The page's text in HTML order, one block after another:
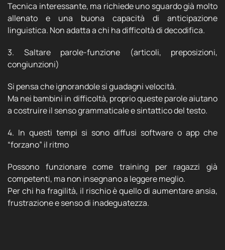
Tecnica interessante, ma richiede uno sguardo già molto
allenato e una buona capacità di anticipazione
linguistica. Non adatta a chi ha difficoltà di decodifica.
3. Saltare parole-funzione (articoli, preposizioni,
congiunzioni)
Si pensa che ignorandole si guadagni velocità.
Ma nei bambini in difficoltà, proprio queste parole aiutano
a costruire il senso grammaticale e sintattico del testo.
4. In questi tempi si sono diffusi software o app che
“forzano” il ritmo
Possono funzionare come training per ragazzi già
competenti, ma non insegnano a leggere meglio.
Per chi ha fragilità, il rischio è quello di aumentare ansia,
frustrazione e senso di inadeguatezza.